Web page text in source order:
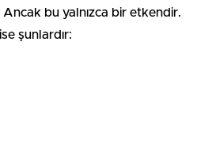
Ancak bu yalnızca bir etkendir.
şunlardır: